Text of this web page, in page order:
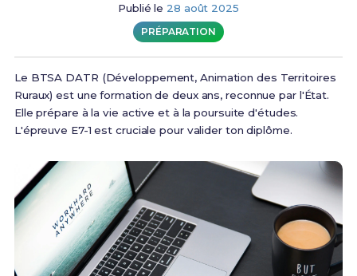
Publié le 28 août 2025
PRÉPARATION
Le BTSA DATR (Développement, Animation des Territoires
Ruraux) est une formation de deux ans, reconnue par l'État.
Elle prépare à la vie active et à la poursuite d'études.
L'épreuve E7-1 est cruciale pour valider ton diplôme.